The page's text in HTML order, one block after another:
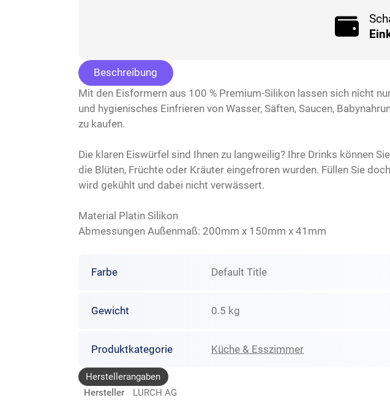
Beschreibung
Mit den Eisformern aus 100 % Premium-Silikon lassen sich nicht
und hygienisches Einfrieren von Wasser, Säften, Saucen,
zu kaufen.
Die klaren Eiswürfel sind Ihnen zu langweilig? Ihre Drinks können
die Blüten, Früchte oder Kräuter eingefroren wurden. Füllen Sie
wird gekühlt und dabei nicht verwässert.
Material Platin Silikon
Abmessungen Außenmaß: 200mm x 150mm x 41mm
Farbe Default Title
Gewicht 0.5 kg
Produktkategorie Küche & Esszimmer
Herstellerangaben
Hersteller
LURCH AG